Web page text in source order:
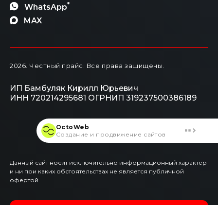
WhatsApp*
MAX
2026 . Честный прайс. Все права защищены.
ИП Бамбуляк Кирилл Юрьевич
ИНН 720214295681 ОГРНИП 319237500386189
Данный сайт носит исключительно информационный характер
и ни при каких обстоятельствах не является публичной
офертой
OctoWeb
Создание и продвижение сайтов